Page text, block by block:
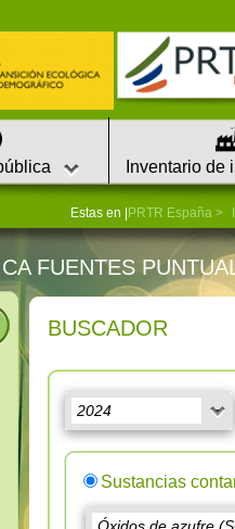
Inventario de
Estas en | PRTR España
FUENTES
BUSCADOR
Sustancias